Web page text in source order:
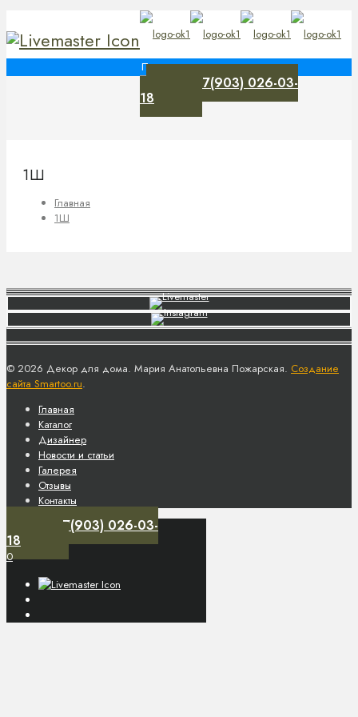
+7(903) 026-03-
18
1Ш
Главная
1Ш
© 2026 Декор для дома. Мария Анатольевна Пожарская. Создание
сайта Smartoo.ru.
Главная
Каталог
Дизайнер
Новости и статьи
Галерея
Отзывы
Контакты
+7(903) 026-03-
18
0